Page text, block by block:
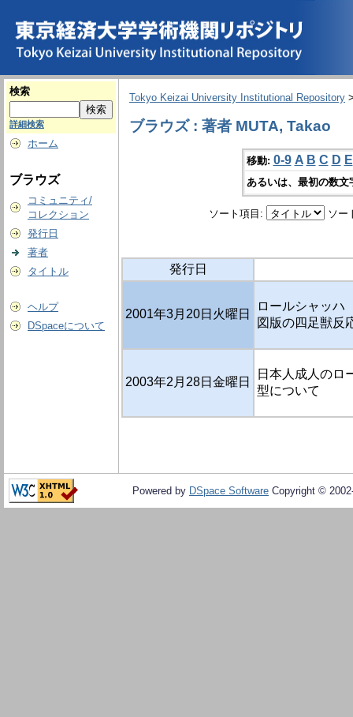
検索
詳細検索
ホーム
ブラウズ
コミュニティ/
コレクション
発行日
著者
タイトル
ヘルプ
DSpaceについて
Tokyo Keizai University Institutional Repository
ブラウズ : 著者 MUTA, Takao
移動: 0-9 A B C D E
あるいは、最初の数
ソート項目: ソー
発行日
2001年3月20日火曜日
ロールシャッハ
図版の四足獣反
2003年2月28日金曜日
日本人成人のロ
型について
Powered by DSpace Software Copyright ©